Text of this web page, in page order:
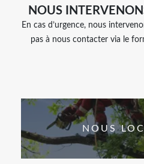
NOUS
En cas d’urgence, nous
pas à nous contacter via le
NOUS